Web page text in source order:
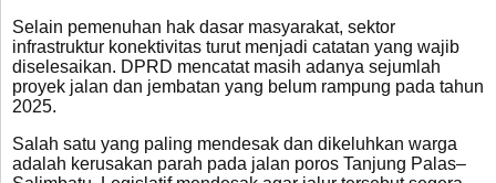
Selain pemenuhan hak dasar masyarakat, sektor
infrastruktur konektivitas turut menjadi catatan yang wajib
diselesaikan. DPRD mencatat masih adanya sejumlah
proyek jalan dan jembatan yang belum rampung pada tahun
2025.
Salah satu yang paling mendesak dan dikeluhkan warga
adalah kerusakan parah pada jalan poros Tanjung Palas–